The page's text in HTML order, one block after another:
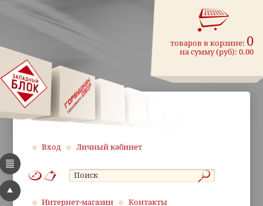
товаров в корзине: 0
на сумму (руб):0.00
Вход Личный кабинет
Интернет-магазин Контакты